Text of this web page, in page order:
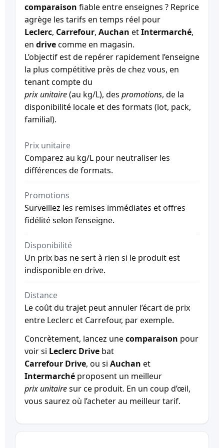
comparaison fiable entre enseignes ? Reprice
agrège les tarifs en temps réel pour
Leclerc, Carrefour, Auchan etIntermarché,
en drivecomme en magasin.
L’objectif est de repérer rapidement l’enseigne
la plus compétitive près de chez vous, en
tenant compte du
prix unitaire(au kg/L), des promotions, de la
disponibilité locale et des formats (lot, pack,
familial).
Prix unitaire
Comparez au kg/L pour neutraliser les
différences de formats.
Promotions
Surveillez les remises immédiates et offres
fidélité selon l’enseigne.
Disponibilité
Un prix bas ne sert à rien si le produit est
indisponible en drive.
Distance
Le coût du trajet peut annuler l’écart de prix
entre Leclerc et Carrefour, par exemple.
Concrètement, lancez unecomparaison pour
voir si Leclerc Drive bat
Carrefour Drive, ou si Auchan et
Intermarché proposent un meilleur
prix unitairesur ce produit. En un coup d’œil,
vous saurez où l’acheter au meilleur tarif.